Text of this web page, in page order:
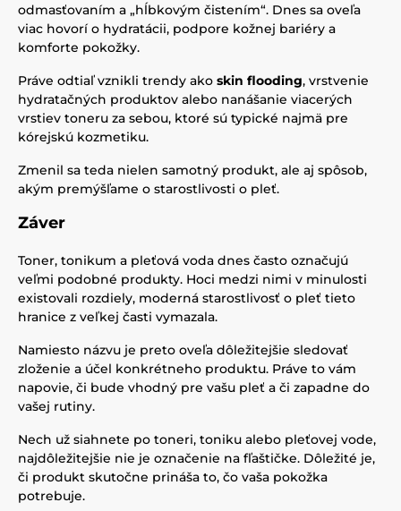
odmasťovaním a „hĺbkovým čistením“. Dnes sa oveľa
viac hovorí o hydratácii, podpore kožnej bariéry a
komforte pokožky.
Práve odtiaľ vznikli trendy ako skin flooding, vrstvenie
hydratačných produktov alebo nanášanie viacerých
vrstiev toneru za sebou, ktoré sú typické najmä pre
kórejskú kozmetiku.
Zmenil sa teda nielen samotný produkt, ale aj spôsob,
akým premýšľame o starostlivosti o pleť.
Záver
Toner, tonikum a pleťová voda dnes často označujú
veľmi podobné produkty. Hoci medzi nimi v minulosti
existovali rozdiely, moderná starostlivosť o pleť tieto
hranice z veľkej časti vymazala.
Namiesto názvu je preto oveľa dôležitejšie sledovať
zloženie a účel konkrétneho produktu. Práve to vám
napovie, či bude vhodný pre vašu pleť a či zapadne do
vašej rutiny.
Nech už siahnete po toneri, toniku alebo pleťovej vode,
najdôležitejšie nie je označenie na fľaštičke. Dôležité je,
či produkt skutočne prináša to, čo vaša pokožka
potrebuje.